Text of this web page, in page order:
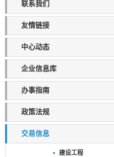
联系我们
友情链接
中心动态
企业信息库
办事指南
政策法规
交易信息
建设工程